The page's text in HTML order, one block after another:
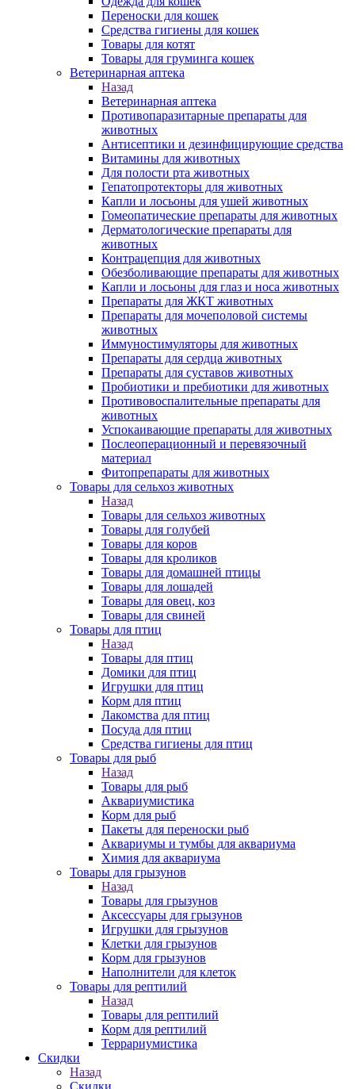
Переноски для кошек
Средства гигиены для кошек
Товары для котят
Товары для груминга кошек
Ветеринарная аптека
Назад
Ветеринарная аптека
Противопаразитарные препараты для
животных
Антисептики и дезинфицирующие средства
Витамины для животных
Для полости рта животных
Гепатопротекторы для животных
Капли и лосьоны для ушей животных
Гомеопатические препараты для животных
Дерматологические препараты для
животных
Контрацепция для животных
Обезболивающие препараты для животных
Капли и лосьоны для глаз и носа животных
Препараты для ЖКТ животных
Препараты для мочеполовой системы
животных
Иммуностимуляторы для животных
Препараты для сердца животных
Препараты для суставов животных
Пробиотики и пребиотики для животных
Противовоспалительные препараты для
животных
Успокаивающие препараты для животных
Послеоперационный и перевязочный
материал
Фитопрепараты для животных
Товары для сельхоз животных
Назад
Товары для сельхоз животных
Товары для голубей
Товары для коров
Товары для кроликов
Товары для домашней птицы
Товары для лошадей
Товары для овец, коз
Товары для свиней
Товары для птиц
Назад
Товары для птиц
Домики для птиц
Игрушки для птиц
Корм для птиц
Лакомства для птиц
Посуда для птиц
Средства гигиены для птиц
Товары для рыб
Назад
Товары для рыб
Аквариумистика
Корм для рыб
Пакеты для переноски рыб
Аквариумы и тумбы для аквариума
Химия для аквариума
Товары для грызунов
Назад
Товары для грызунов
Аксессуары для грызунов
Игрушки для грызунов
Клетки для грызунов
Корм для грызунов
Наполнители для клеток
Товары для рептилий
Назад
Товары для рептилий
Корм для рептилий
Террариумистика
Скидки
Назад
Скидки